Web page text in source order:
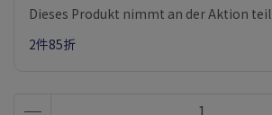
Dieses Produkt nimmt an der Aktion teil
2件85折